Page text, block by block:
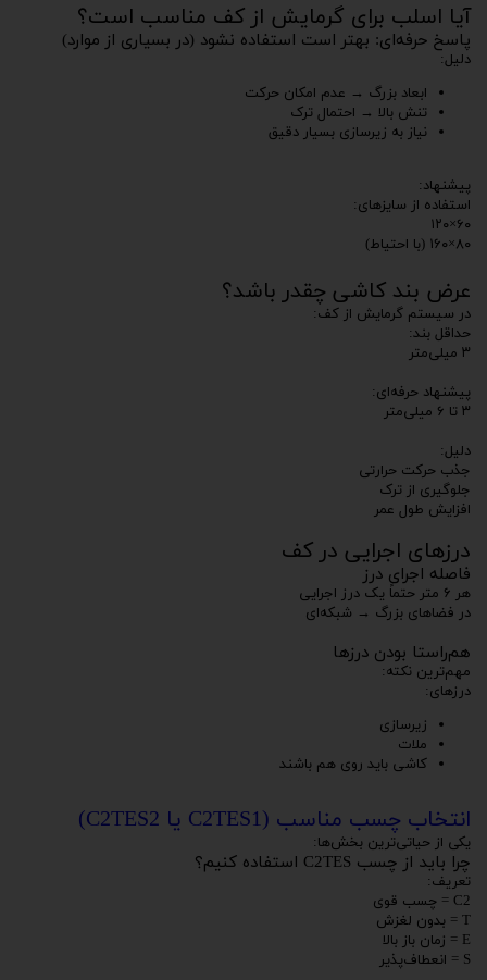
آیا اسلب برای گرمایش از کف مناسب است؟
پاسخ حرفه‌ای: بهتر است استفاده نشود (در بسیاری از موارد)
دلیل:
ابعاد بزرگ → عدم امکان حرکت
تنش بالا → احتمال ترک
نیاز به زیرسازی بسیار دقیق
پیشنهاد:
استفاده از سایزهای:
۶۰×۱۲۰
۸۰×۱۶۰ (با احتیاط)
عرض بند کاشی چقدر باشد؟
در سیستم گرمایش از کف:
حداقل بند:
۳ میلی‌متر
پیشنهاد حرفه‌ای:
۳ تا ۶ میلی‌متر
دلیل:
جذب حرکت حرارتی
جلوگیری از ترک
افزایش طول عمر
درزهای اجرایی در کف
فاصله اجرای درز
هر ۶ متر حتماً یک درز اجرایی
در فضاهای بزرگ → شبکه‌ای
هم‌راستا بودن درزها
مهم‌ترین نکته:
درزهای:
زیرسازی
ملات
کاشی باید روی هم باشند
انتخاب چسب مناسب (C2TES1 یا C2TES2)
یکی از حیاتی‌ترین بخش‌ها:
چرا باید از چسب C2TES استفاده کنیم؟
تعریف:
C2 = چسب قوی
T = بدون لغزش
E = زمان باز بالا
S = انعطاف‌پذیر